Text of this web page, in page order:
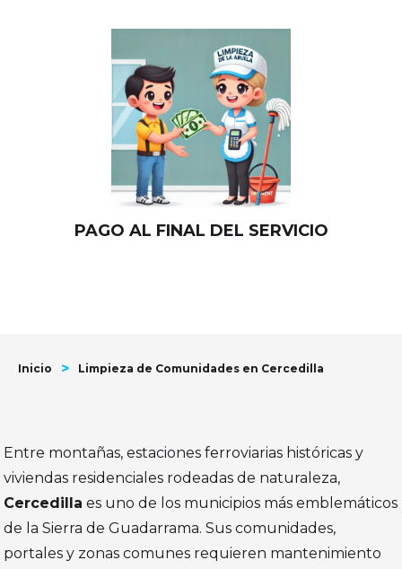
PAGO AL FINAL DEL SERVICIO
Inicio > Limpieza de Comunidades en Cercedilla
Entre montañas, estaciones ferroviarias históricas y
viviendas residenciales rodeadas de naturaleza,
Cercedilla es uno de los municipios más emblemáticos
de la Sierra de Guadarrama. Sus comunidades,
portales y zonas comunes requieren mantenimiento